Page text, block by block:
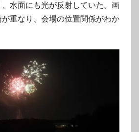
水面にも光が反射していた。画
重なり、会場の位置関係がわか